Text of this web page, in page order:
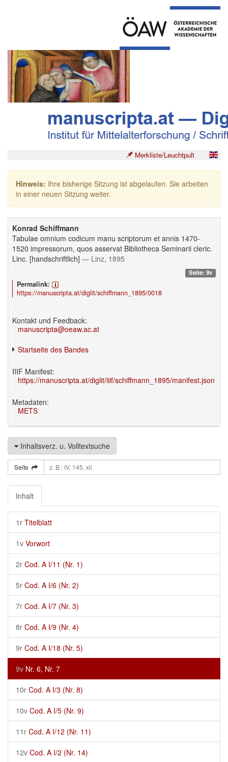
Merkliste/Leuchtpult
Hinweis: Ihre bisherige Sitzung ist abgelaufen. Sie arbeiten
in einer neuen Sitzung weiter.
Konrad Schiffmann
Tabulae omnium codicum manu scriptorum et annis 1470-
1520 impressorum, quos asservat Bibliotheca Seminarii cleric.
Linc. [handschriftlich] — Linz, 1895
Seite: 9v
Permalink:
https://manuscripta.at/diglit/schiffmann_1895/0018
Kontakt und Feedback:
manuscripta@oeaw.ac.at
Startseite des Bandes
IIIF Manifest:
https://manuscripta.at/diglit/iiif/schiffmann_1895/manifest.json
Metadaten:
METS
Inhaltsverz. u. Volltextsuche
Seite
Inhalt
1r Titelblatt
1v Vorwort
2r Cod. A I/11 (Nr. 1)
5r Cod. A I/6 (Nr. 2)
7r Cod. A I/7 (Nr. 3)
8r Cod. A I/9 (Nr. 4)
9r Cod. A I/18 (Nr. 5)
9v Nr. 6, Nr. 7
10r Cod. A I/3 (Nr. 8)
10v Cod. A I/5 (Nr. 9)
11r Cod. A I/12 (Nr. 11)
12v Cod. A I/2 (Nr. 14)